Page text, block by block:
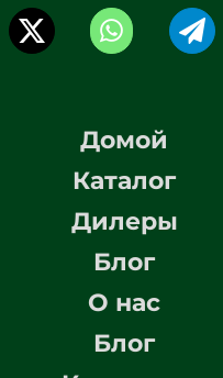
Домой
Каталог
Дилеры
Блог
О нас
Блог